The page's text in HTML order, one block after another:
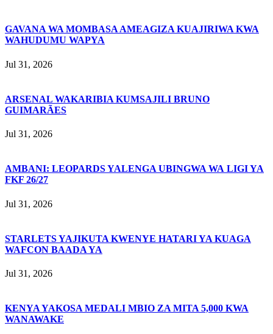
GAVANA WA MOMBASA AMEAGIZA KUAJIRIWA KWA
WAHUDUMU WAPYA
Jul 31, 2026
ARSENAL WAKARIBIA KUMSAJILI BRUNO
GUIMARÃES
Jul 31, 2026
AMBANI: LEOPARDS YALENGA UBINGWA WA LIGI YA
FKF 26/27
Jul 31, 2026
STARLETS YAJIKUTA KWENYE HATARI YA KUAGA
WAFCON BAADA YA
Jul 31, 2026
KENYA YAKOSA MEDALI MBIO ZA MITA 5,000 KWA
WANAWAKE